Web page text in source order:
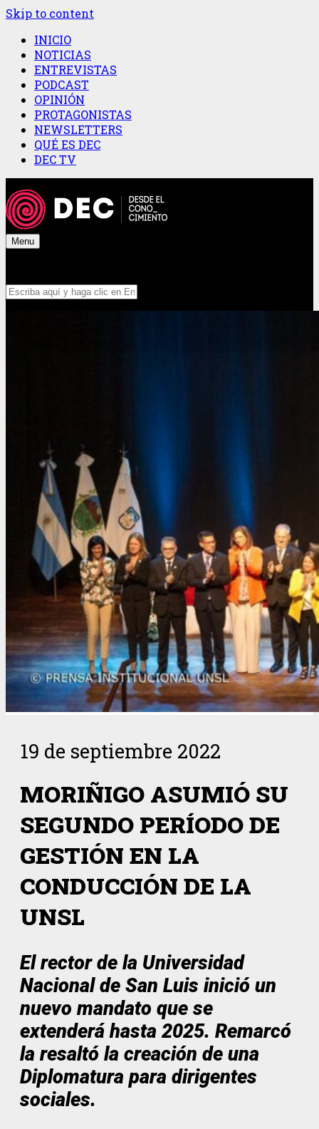
Skip to content
INICIO
NOTICIAS
ENTREVISTAS
PODCAST
OPINIÓN
PROTAGONISTAS
NEWSLETTERS
QUÉ ES DEC
DEC TV
Menu
19 de septiembre 2022
MORIÑIGO ASUMIÓ SU
SEGUNDO PERÍODO DE
GESTIÓN EN LA
CONDUCCIÓN DE LA
UNSL
El rector de la Universidad
Nacional de San Luis inició un
nuevo mandato que se
extenderá hasta 2025. Remarcó
la resaltó la creación de una
Diplomatura para dirigentes
sociales.